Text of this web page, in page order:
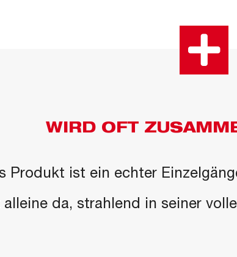
WIRD OFT
Produkt ist ein echter
da, strahlend in seiner